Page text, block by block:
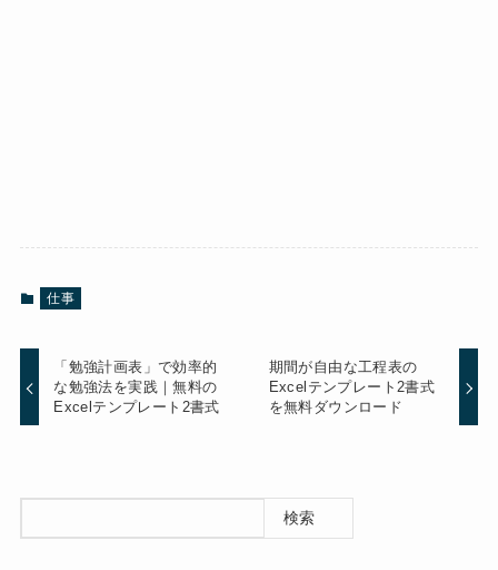
仕事
「勉強計画表」で効率的
な勉強法を実践｜無料の
Excelテンプレート2書式
期間が自由な工程表の
Excelテンプレート2書式
を無料ダウンロード
検索